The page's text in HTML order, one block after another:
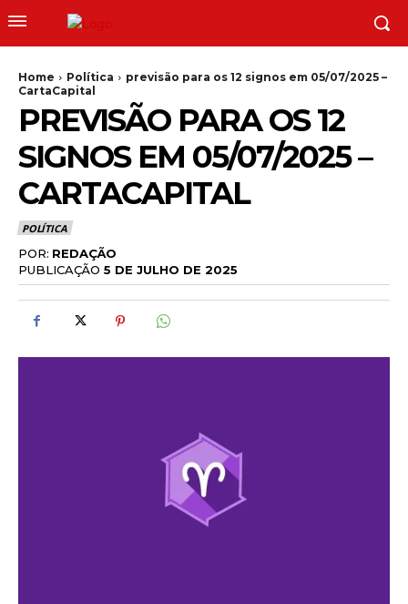
Home Política
previsão para os 12 signos em 05/07/2025 –
CartaCapital
PREVISÃO PARA OS 12
SIGNOS EM 05/07/2025 –
CARTACAPITAL
POLÍTICA
POR: REDAÇÃO
PUBLICAÇÃO 5 DE JULHO DE 2025